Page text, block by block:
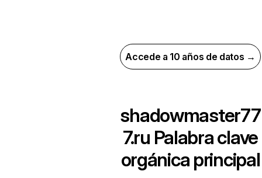
Accede a 10 años de datos →
shadowmaster77
7.ru Palabra clave
orgánica principal